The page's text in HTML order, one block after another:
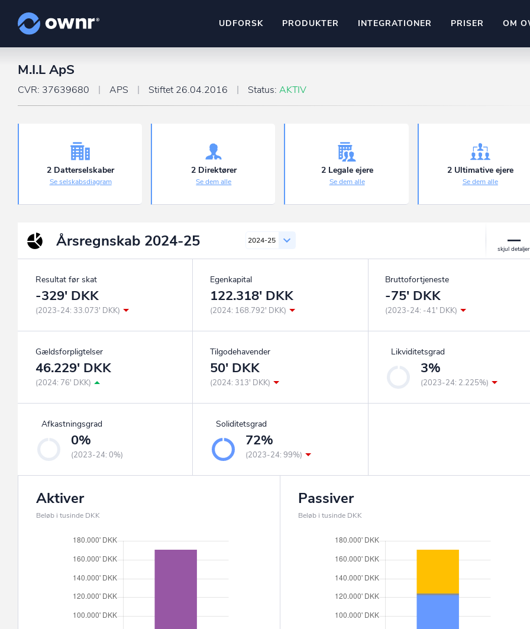
UDFORSK PRODUKTER
Hold dig opdateret og compliant
ownr Pipeline
Identificer salgsklare kundeemner
INTEGRATIONER
Kun fantasien sætter grænsen
Ownr ajour goes supersonic
PRISER OM
M.I.L ApS
CVR: 37639680 APS Stiftet 26.04.2016 Status: AKTIV
2 Datterselskaber
Se selskabsdiagram
2 Direktører
Se dem alle
2 Legale ejere
Se dem alle
2 Ultimative ejere
Se dem alle
Årsregnskab 2024-25 2024-25
Resultat før skat
-329' DKK
(2023-24: 33.073' DKK)
Egenkapital
122.318' DKK
(2024: 168.792' DKK)
Bruttofortjeneste
-75' DKK
(2023-24: -41' DKK)
Gældsforpligtelser
46.229' DKK
(2024: 76' DKK)
Tilgodehavender
50' DKK
(2024: 313' DKK)
Likviditetsgrad
3%
(2023-24: 2.225%)
Afkastningsgrad
0%
(2023-24: 0%)
Soliditetsgrad
72%
(2023-24: 99%)
Aktiver
Beløb i tusinde DKK
Passiver
Beløb i tusinde DKK